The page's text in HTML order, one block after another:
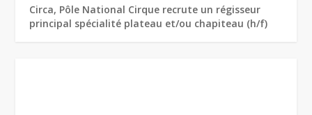
Circa, Pôle National Cirque recrute un régisseur
principal spécialité plateau et/ou chapiteau (h/f)